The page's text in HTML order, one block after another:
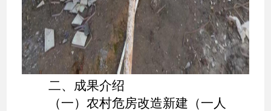
二、成果介绍
（一）农村危房改造新建（一人